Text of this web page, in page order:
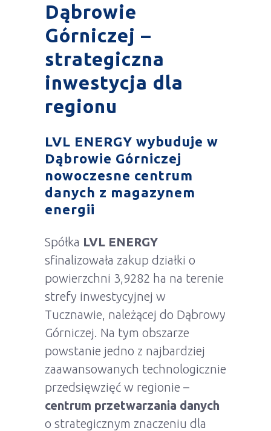
Dąbrowie
Górniczej –
strategiczna
inwestycja dla
regionu
LVL ENERGY wybuduje w
Dąbrowie Górniczej
nowoczesne centrum
danych z magazynem
energii
Spółka LVL ENERGY
sfinalizowała zakup działki o
powierzchni 3,9282 ha na terenie
strefy inwestycyjnej w
Tucznawie, należącej do Dąbrowy
Górniczej. Na tym obszarze
powstanie jedno z najbardziej
zaawansowanych technologicznie
przedsięwzięć w regionie –
centrum przetwarzania danych
o strategicznym znaczeniu dla